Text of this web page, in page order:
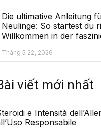
Die ultimative Anleitung
Neulinge: So startest du
Willkommen in der
Tháng 5 22, 2026
viết mới nhất
e Intensità
Responsabile